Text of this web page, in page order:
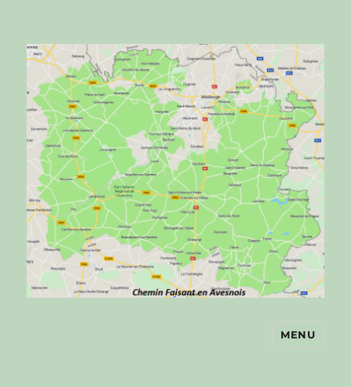
Chemin faisant en Avesnois
MENU